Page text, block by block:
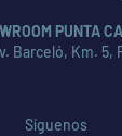
PUNTA
Barceló, Km. 5,
Síguenos